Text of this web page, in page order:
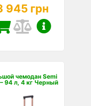
945 грн
чемодан Semi
94 л, 4 кг Черный